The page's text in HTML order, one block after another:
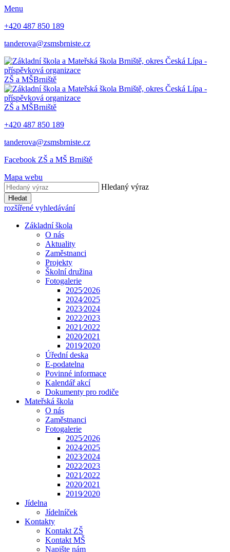
Menu
+420 487 850 189
tanderova@zsmsbrniste.cz
ZŠ a MŠBrniště
ZŠ a MŠBrniště
+420 487 850 189
tanderova@zsmsbrniste.cz
Facebook ZŠ a MŠ Brniště
Mapa webu
Hledaný výraz
Hledat
rozšířené vyhledávání
Základní škola
O nás
Aktuality
Zaměstnanci
Projekty
Školní družina
Fotogalerie
2025⁄2026
2024⁄2025
2023⁄2024
2022⁄2023
2021⁄2022
2020⁄2021
2019⁄2020
Úřední deska
E-podatelna
Povinné informace
Kalendář akcí
Dokumenty pro rodiče
Mateřská škola
O nás
Zaměstnanci
Fotogalerie
2025⁄2026
2024⁄2025
2023⁄2024
2022⁄2023
2021⁄2022
2020⁄2021
2019⁄2020
Jídelna
Jídelníček
Kontakty
Kontakt ZŠ
Kontakt MŠ
Napište nám